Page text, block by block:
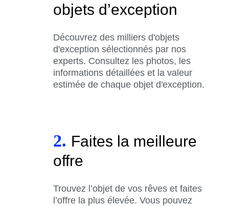
objets d’exception
Découvrez des milliers d'objets
d'exception sélectionnés par nos
experts. Consultez les photos, les
informations détaillées et la valeur
estimée de chaque objet d'exception.
2. Faites la meilleure
offre
Trouvez l’objet de vos rêves et faites
l’offre la plus élevée. Vous pouvez